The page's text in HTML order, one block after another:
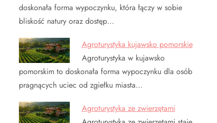
doskonała forma wypoczynku, która łączy w sobie
bliskość natury oraz dostęp…
Agroturystyka kujawsko pomorskie
Agroturystyka w kujawsko
pomorskim to doskonała forma wypoczynku dla osób
pragnących uciec od zgiełku miasta…
Agroturystyka ze zwierzętami